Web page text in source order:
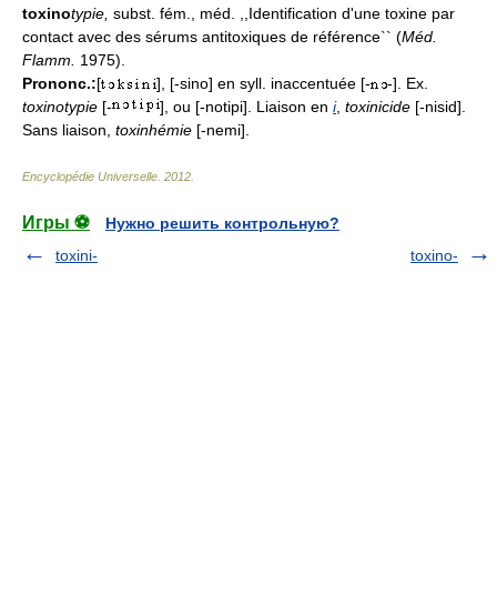
toxinotypie subst. fém., méd. ,,Identification d'une toxine par
contact avec des sérums antitoxiques de référence`` (Méd.
Flamm.
1975).
Prononc.:[ ], [-sino] en syll. inaccentuée [-
-]. Ex.
toxinotypie [- ], ou [-notipi]. Liaison en i, toxinicide [-nisid].
Sans liaison, toxinhémie [-nemi].
Encyclopédie Universelle 2012
Игры ⚽
Нужно решить контрольную?
toxini-
toxino-